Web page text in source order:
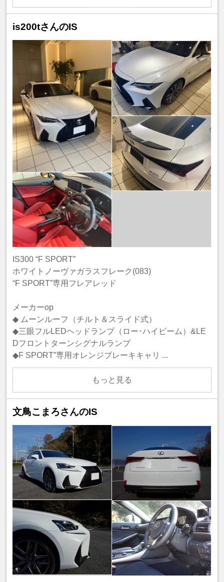
is200tさんのIS
IS300 “F SPORT”
ホワイトノーヴァガラスフレーク(083)
“F SPORT”専用フレアレッド
メーカーop
◆ ムーンルーフ（チルト＆スライド式）
◆三眼フルLEDヘッドランプ（ロー･ハイビーム）&LE
Dフロントターンシグナルランプ
◆F SPORT”専用オレンジブレーキキャリ ...
もっと見る
文鳥こまろさんのIS